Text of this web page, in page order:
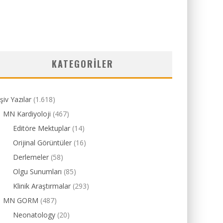
KATEGORILER
Yazılar (1.618)
MN Kardiyoloji (467)
Editöre Mektuplar (14)
Orijinal Görüntüler (16)
Derlemeler (58)
Olgu Sunumları (85)
Klinik Araştırmalar (293)
MN GORM (487)
Neonatology (20)